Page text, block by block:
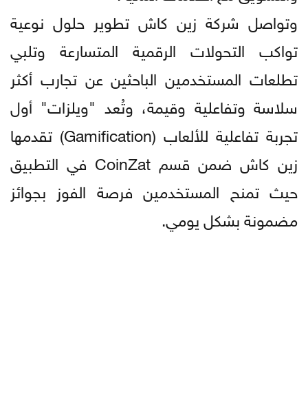
وتواصل شركة زين كاش تطوير حلول نوعية
تواكب التحولات الرقمية المتسارعة وتلبي
تطلعات المستخدمين الباحثين عن تجارب أكثر
سلاسة وتفاعلية وقيمة، وتُعد "ويلزات" أول
تجربة تفاعلية للألعاب (Gamification) تقدمها
زين كاش ضمن قسم CoinZat في التطبيق
حيث تمنح المستخدمين فرصة الفوز بجوائز
مضمونة بشكل يومي.